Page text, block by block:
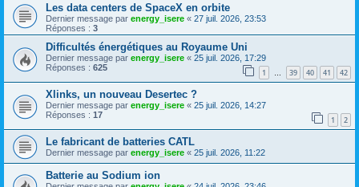
Les data centers de SpaceX en orbite
Dernier message par energy_isere « 27 juil. 2026, 23:53
Réponses : 3
Difficultés énergétiques au Royaume Uni
Dernier message par energy_isere « 25 juil. 2026, 17:29
Réponses : 625 1 … 39 40 41 42
Xlinks, un nouveau Desertec ?
Dernier message par energy_isere « 25 juil. 2026, 14:27
Réponses : 17 1 2
Le fabricant de batteries CATL
Dernier message par energy_isere « 25 juil. 2026, 11:22
Batterie au Sodium ion